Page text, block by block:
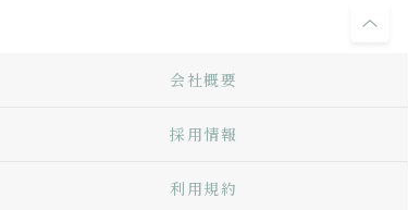
会社概要
採用情報
利用規約